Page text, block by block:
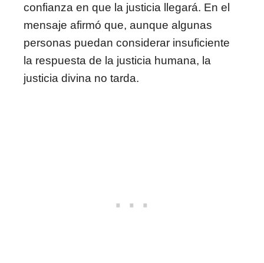
confianza en que la justicia llegará. En el
mensaje afirmó que, aunque algunas
personas puedan considerar insuficiente
la respuesta de la justicia humana, la
justicia divina no tarda.